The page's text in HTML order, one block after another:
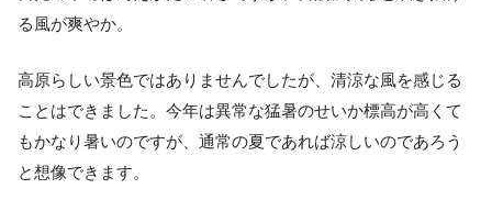
る風が爽やか。
高原らしい景色ではありませんでしたが、清涼な風を感じる
ことはできました。今年は異常な猛暑のせいか標高が高くて
もかなり暑いのですが、通常の夏であれば涼しいのであろう
と想像できます。